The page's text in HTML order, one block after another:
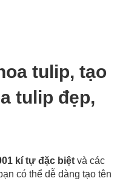
tulip, tạo
tulip đẹp,
kí tự đặc biệt và các
có thể dễ dàng tạo tên